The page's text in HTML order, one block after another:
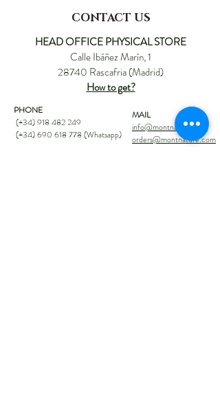
CONTACT US
PHONE
(+34)918 482 249
(+34)690 618 778 (Whatsapp)
HEAD OFFICE PHYSICAL STORE
Calle Ibáñez Marín, 1
28740 Rascafria (Madrid)
How to get?
MAIL
info@montnature.com
orders@montnature.com